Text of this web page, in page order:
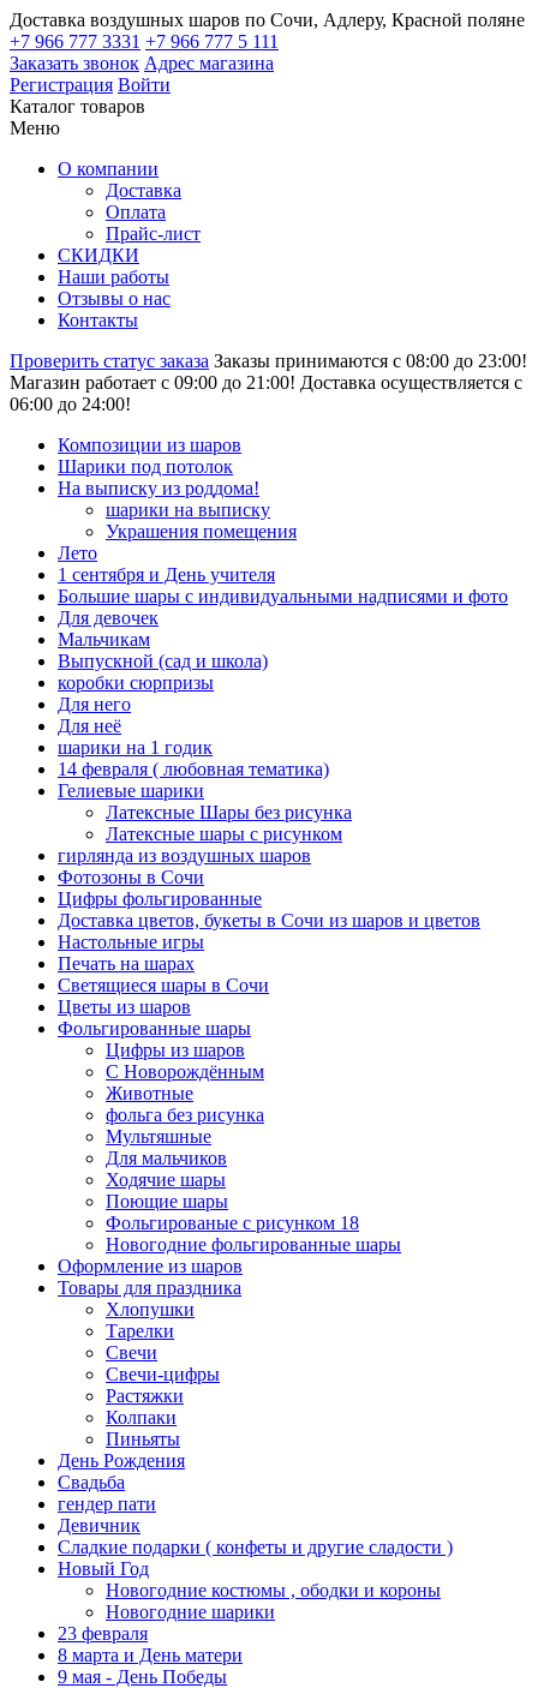
Доставка воздушных шаров по Сочи, Адлеру, Красной поляне
+7 966 777 3331 +7 966 777 5 111
Заказать звонок Адрес магазина
Регистрация Войти
Каталог товаров
Меню
О компании
Доставка
Оплата
Прайс-лист
СКИДКИ
Наши работы
Отзывы о нас
Контакты
Проверить статус заказа Заказы принимаются с 08:00 до 23:00!
Магазин работает с 09:00 до 21:00! Доставка осуществляется с
06:00 до 24:00!
Композиции из шаров
Шарики под потолок
На выписку из роддома!
шарики на выписку
Украшения помещения
Лето
1 сентября и День учителя
Большие шары с индивидуальными надписями и фото
Для девочек
Мальчикам
Выпускной (сад и школа)
коробки сюрпризы
Для него
Для неё
шарики на 1 годик
14 февраля ( любовная тематика)
Гелиевые шарики
Латексные Шары без рисунка
Латексные шары с рисунком
гирлянда из воздушных шаров
Фотозоны в Сочи
Цифры фольгированные
Доставка цветов, букеты в Сочи из шаров и цветов
Настольные игры
Печать на шарах
Светящиеся шары в Сочи
Цветы из шаров
Фольгированные шары
Цифры из шаров
С Новорождённым
Животные
фольга без рисунка
Мультяшные
Для мальчиков
Ходячие шары
Поющие шары
Фольгированые с рисунком 18
Новогодние фольгированные шары
Оформление из шаров
Товары для праздника
Хлопушки
Тарелки
Свечи
Свечи-цифры
Растяжки
Колпаки
Пиньяты
День Рождения
Свадьба
гендер пати
Девичник
Сладкие подарки ( конфеты и другие сладости )
Новый Год
Новогодние костюмы , ободки и короны
Новогодние шарики
23 февраля
8 марта и День матери
9 мая - День Победы